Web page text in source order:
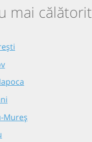
mai
Mureș